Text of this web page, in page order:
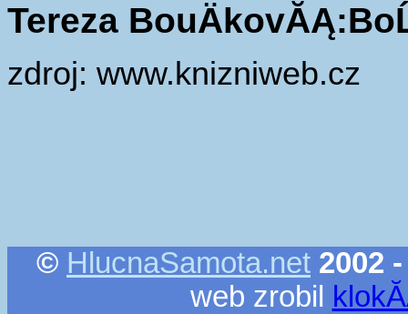
Tereza
zdroj: www.knizniweb.cz
© HlucnaSamota.net 2002
web zrobil